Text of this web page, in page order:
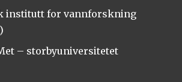
institutt for vannforskning
– storbyuniversitetet